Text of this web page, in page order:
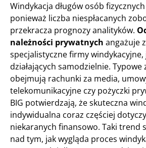
Windykacja długów osób
ponieważ liczba niespłacanych
przekracza prognozy analityków.
należności prywatnych angażuje
specjalistyczne firmy windykacyjne,
działających samodzielnie. Typowe
obejmują rachunki za media,
telekomunikacyjne czy pożyczki
BIG potwierdzają, że skuteczna
indywidualna coraz częściej
niekaranych finansowo. Taki trend
nad tym, jak wygląda proces